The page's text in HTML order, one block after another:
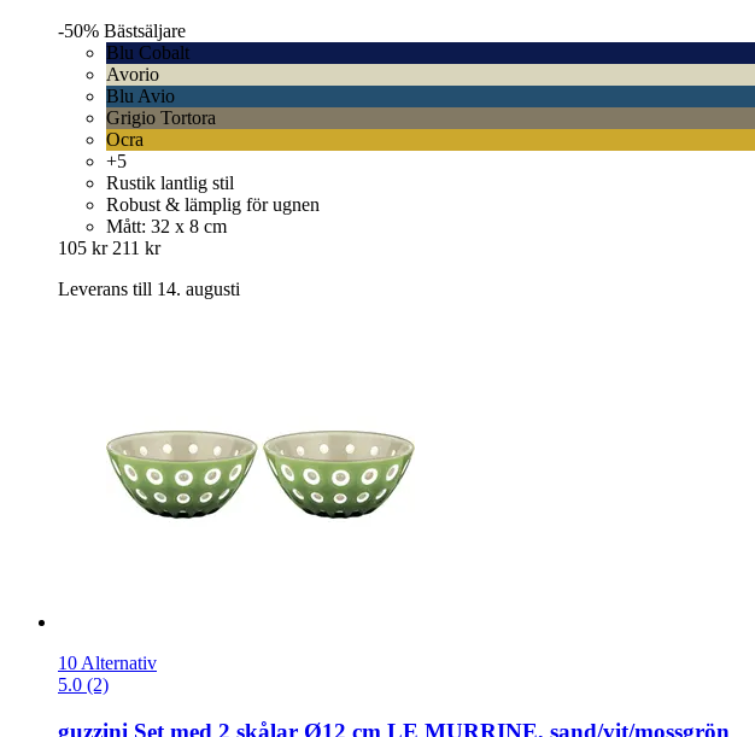
-50% Bästsäljare
Blu Cobalt
Avorio
Blu Avio
Grigio Tortora
Ocra
+5
Rustik lantlig stil
Robust & lämplig för ugnen
Mått: 32 x 8 cm
105 kr 211 kr
Leverans till 14. augusti
10 Alternativ
5.0 (2)
guzzini Set med 2 skålar Ø12 cm LE MURRINE, sand/vit/mossgrön